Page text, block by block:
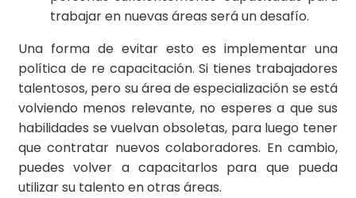
trabajar en nuevas áreas será un desafío.
Una forma de evitar esto es implementar una
política de re capacitación. Si tienes trabajadores
talentosos, pero su área de especialización se está
volviendo menos relevante, no esperes a que sus
habilidades se vuelvan obsoletas, para luego tener
que contratar nuevos colaboradores. En cambio,
puedes volver a capacitarlos para que pueda
utilizar su talento en otras áreas.